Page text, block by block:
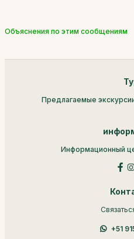
Объяснения по этим сообщениям
Предлагаемые
Информационный
+51